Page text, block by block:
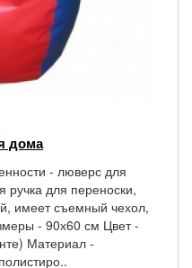
дома
- люверс для
ручка для переноски,
имеет съемный чехол,
- 90х60 см Цвет -
Материал -